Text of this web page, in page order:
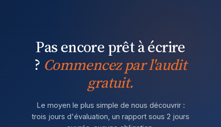
Pas encore prêt à écrire
? Commencez par l'audit
gratuit.
Le moyen le plus simple de nous découvrir :
trois jours d'évaluation, un rapport sous 2 jours